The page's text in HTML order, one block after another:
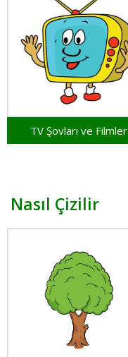
TV Şovları ve Filmler
Nasıl Çizilir